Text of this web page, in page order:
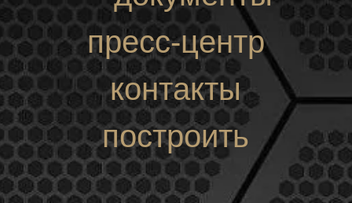
пресс-центр
построить
маршрут
контакты